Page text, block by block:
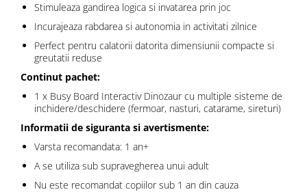
Stimuleaza gandirea logica si invatarea prin joc
Incurajeaza rabdarea si autonomia in activitati zilnice
Perfect pentru calatorii datorita dimensiunii compacte si
greutatii reduse
Continut pachet:
1 x Busy Board Interactiv Dinozaur cu multiple sisteme de
inchidere/deschidere (fermoar, nasturi, catarame, sireturi)
Informatii de siguranta si avertismente:
Varsta recomandata: 1 an+
A se utiliza sub supravegherea unui adult
Nu este recomandat copiilor sub 1 an din cauza